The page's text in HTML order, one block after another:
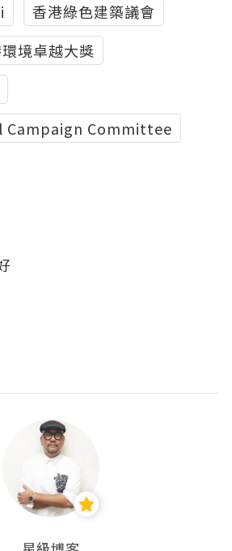
香港綠色建築議會
境卓越大獎
Campaign Committee